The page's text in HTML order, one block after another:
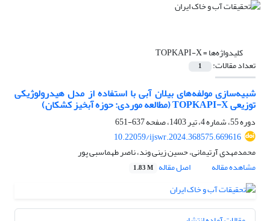
کلیدواژه‌ها =TOPKAPI-X
تعداد مقالات: 1
شبیه‌سازی مولفه‌های بیلان آبی با استفاده از مدل هیدرولوژیکی
توزیعی TOPKAPI-X (مطالعه موردی: حوزه‌ آبخیز کشکان)
دوره 55، شماره 4، تیر 1403، صفحه
637-651
10.22059/ijswr.2024.368575.669616
محمدمهدی آرتیمانی، حسین زینی وند، ناصر طهماسبی پور
مشاهده مقاله
اصل مقاله 1.83 M